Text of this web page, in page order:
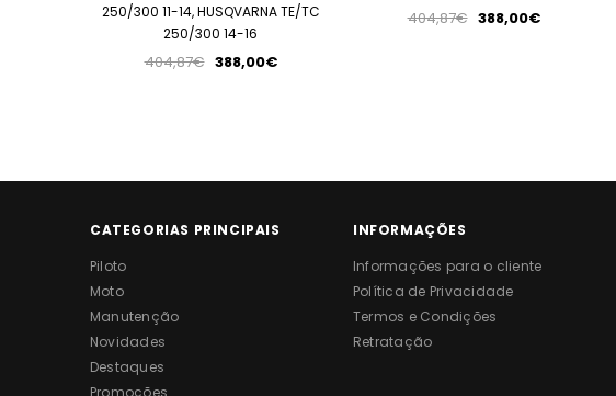
250/300 11-14, HUSQVARNA TE/TC
250/300 14-16
404,87€ 388,00€
404,87€ 388,00€
CATEGORIAS PRINCIPAIS
Piloto
Moto
Manutenção
Novidades
Destaques
Promoções
INFORMAÇÕES
Informações para o cliente
Política de Privacidade
Termos e Condições
Retratação